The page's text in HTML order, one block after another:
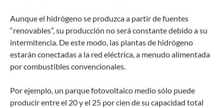
Aunque el hidrógeno se produzca a partir de fuentes
“renovables”, su producción no será constante debido a su
intermitencia. De este modo, las plantas de hidrógeno
estarán conectadas a la red eléctrica, a menudo alimentada
por combustibles convencionales.
Por ejemplo, un parque fotovoltaico medio sólo puede
producir entre el 20 y el 25 por cien de su capacidad total